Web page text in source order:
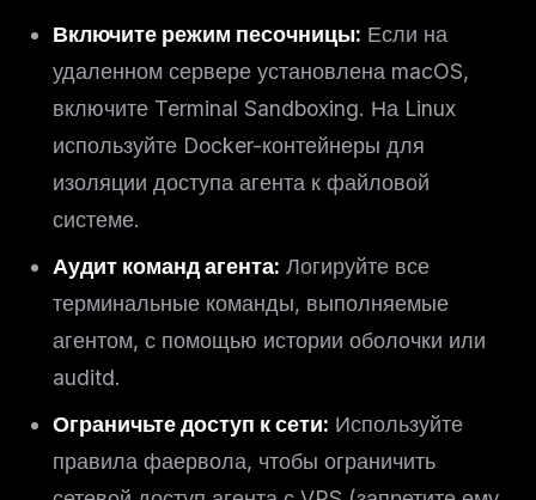
Включите режим песочницы: Если на
удаленном сервере установлена macOS,
включите Terminal Sandboxing. На Linux
используйте Docker-контейнеры для
изоляции доступа агента к файловой
системе.
Аудит команд агента: Логируйте все
терминальные команды, выполняемые
агентом, с помощью истории оболочки или
auditd.
Ограничьте доступ к сети: Используйте
правила фаервола, чтобы ограничить